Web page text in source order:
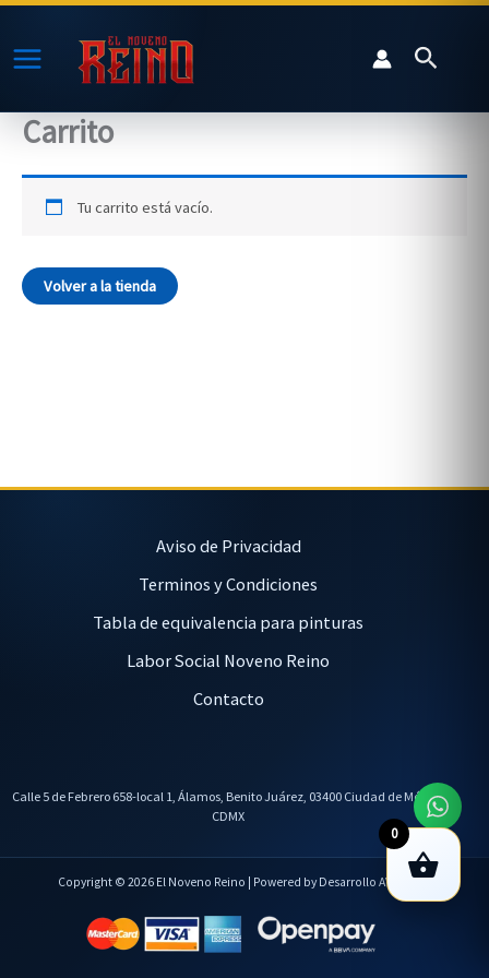
Ir
contenido
Buscar
Carrito
Tu carrito está vacío.
Volver a la tienda
Aviso de Privacidad
Terminos y Condiciones
Tabla de equivalencia para pinturas
Labor Social Noveno Reino
Contacto
Calle 5 de Febrero 658-local 1, Álamos, Benito Juárez, 03400 Ciudad de México,
CDMX
Copyright © 2026 El Noveno Reino | Powered by Desarrollo AVL
0